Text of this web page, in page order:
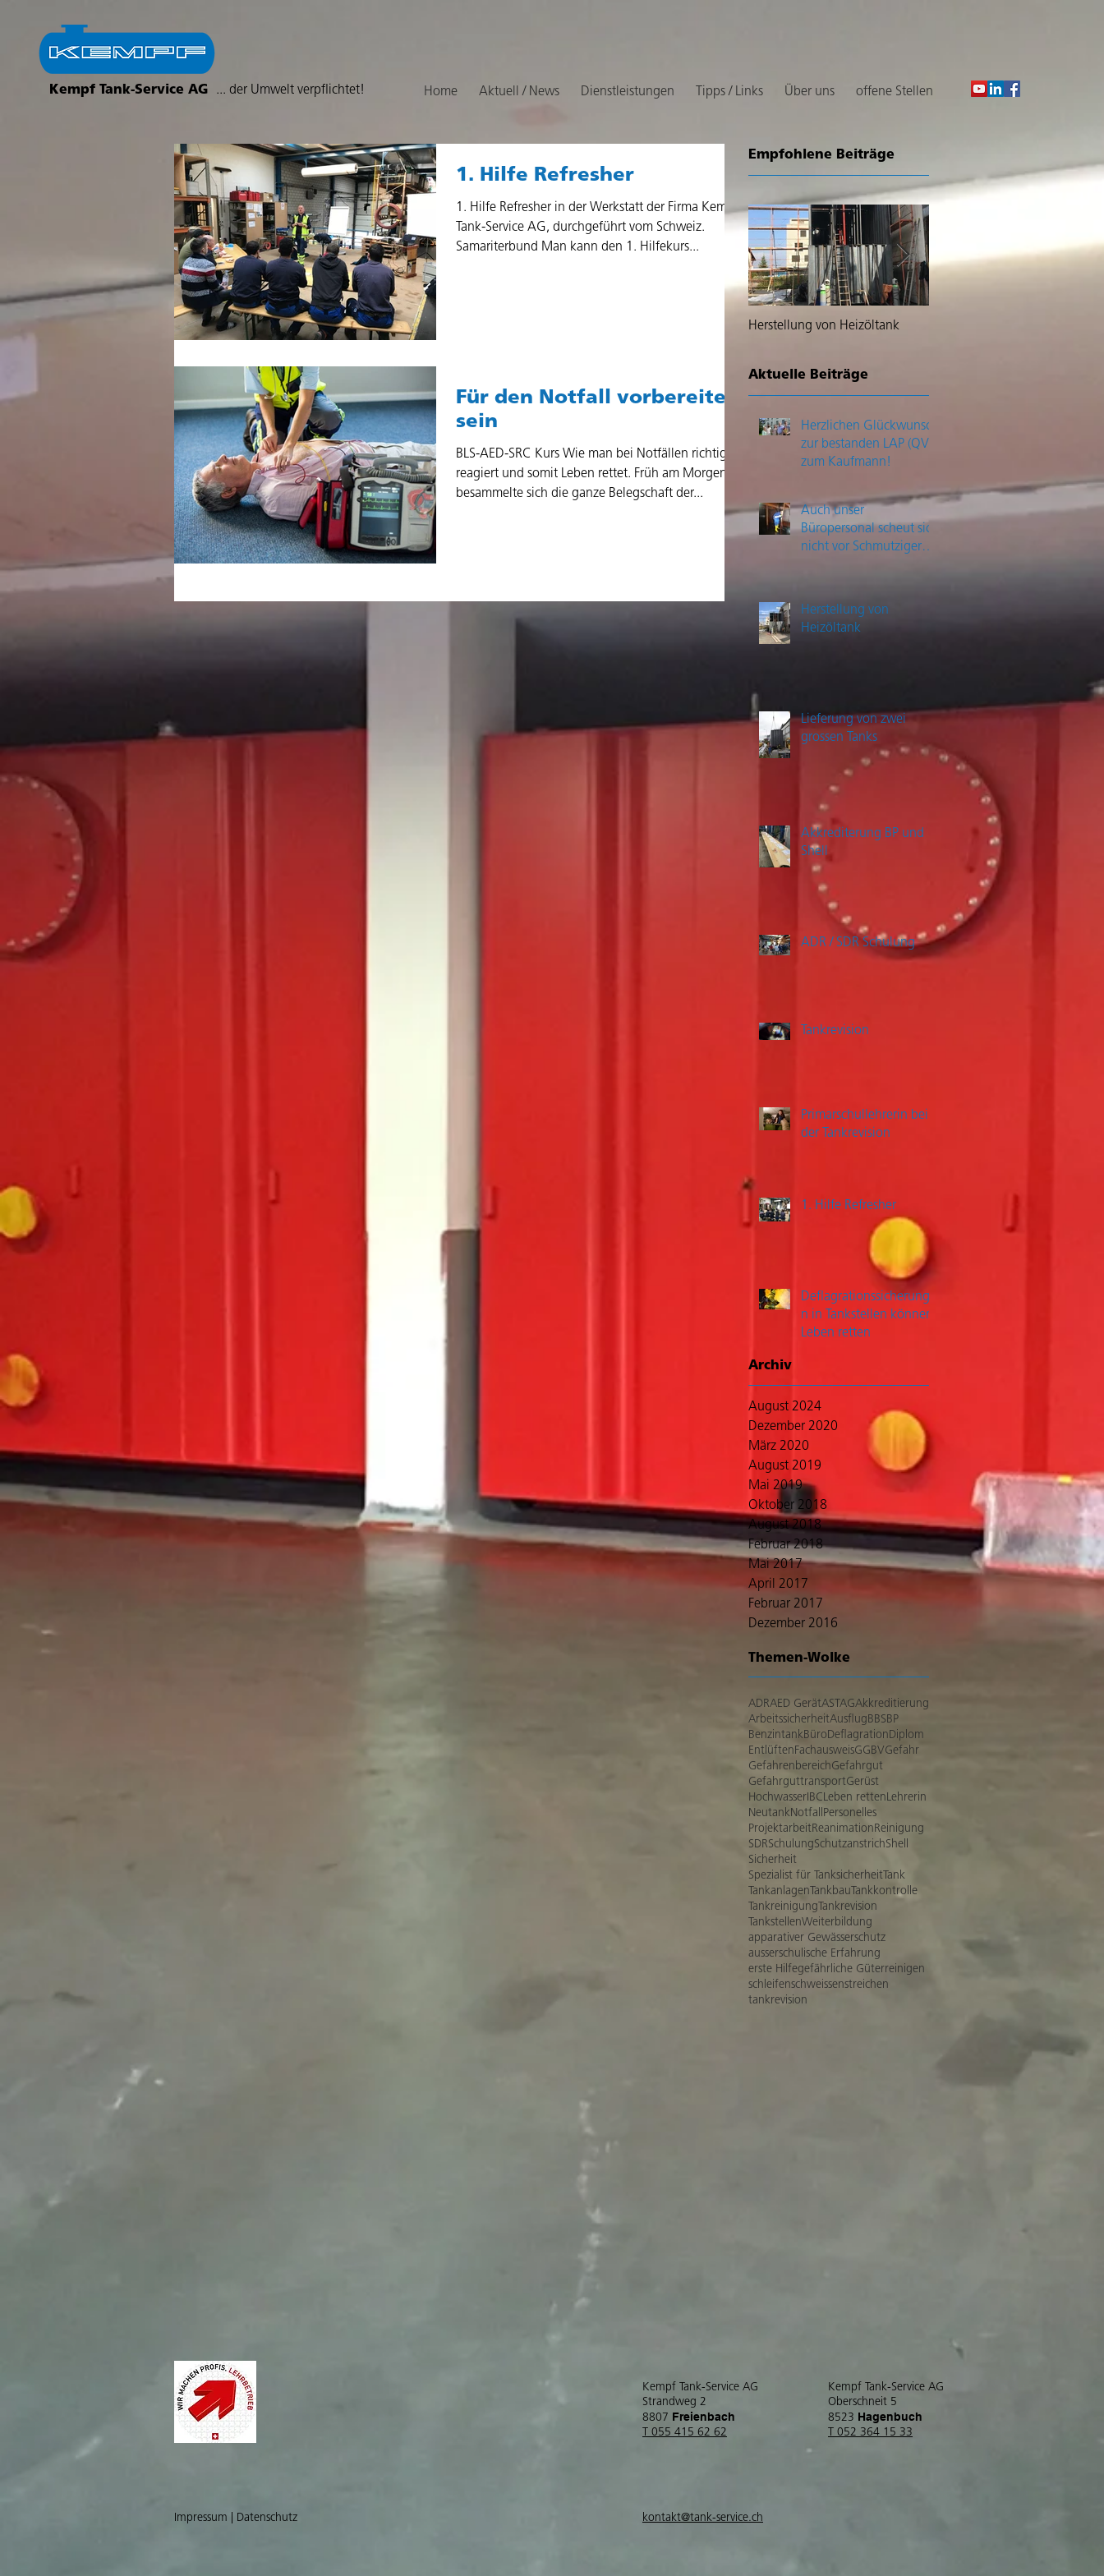
Kempf Tank-Service AG ... der Umwelt verpflichtet! Home Aktuell / News Dienstleistungen Tipps / Links Über uns offene Stellen
1. Hilfe Refresher
1. Hilfe Refresher in der Werkstatt der Firma Kempf
Tank-Service AG, durchgeführt vom Schweiz.
Samariterbund Man kann den 1. Hilfekurs...
Für den Notfall vorbereitet
sein
BLS-AED-SRC Kurs Wie man bei Notfällen richtig
reagiert und somit Leben rettet. Früh am Morgen
besammelte sich die ganze Belegschaft der...
Empfohlene Beiträge
Herstellung von Heizöltank
Aktuelle Beiträge
Herzlichen Glückwunsch
zur bestanden LAP (QV)
zum Kaufmann!
Auch unser
Büropersonal scheut sich
nicht vor Schmutziger
Herstellung von
Heizöltank
Lieferung von zwei
grossen Tanks
Akkrediterung BP und
Shell
ADR / SDR Schulung
Tankrevision
Primarschullehrerin bei
der Tankrevision
1. Hilfe Refresher
Deflagrationssicherunge
n in Tankstellen können
Leben retten
Archiv
August 2024
Dezember 2020
März 2020
August 2019
Mai 2019
Oktober 2018
August 2018
Februar 2018
Mai 2017
April 2017
Februar 2017
Dezember 2016
Themen-Wolke
ADRAED GerätASTAGAkkreditierung
ArbeitssicherheitAusflug BBS BP
BenzintankBüro Deflagration Diplom
Entlüften FachausweisGGBVGefahr
GefahrenbereichGefahrgut
GefahrguttransportGerüst
Hochwasser IBC Leben retten Lehrerin
Neutank Notfall Personelles
ProjektarbeitReanimation Reinigung
SDRSchulungSchutzanstrichShell
Sicherheit
Spezialist für Tanksicherheit Tank
Tankanlagen Tankbau Tankkontrolle
Tankreinigung Tankrevision
TankstellenWeiterbildung
apparativer Gewässerschutz
ausserschulische Erfahrung
erste Hilfegefährliche Güterreinigen
schleifenschweissenstreichen
tankrevision
Impressum | Datenschutz
Kempf Tank-Service AG
Strandweg 2
8807 Freienbach
T 055 415 62 62
Kempf Tank-Service AG
Oberschneit 5
8523 Hagenbuch
T 052 364 15 33
kontakt@tank-service.ch